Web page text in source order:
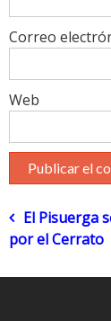
Correo
Web
de
El Pisuerga
por el Cerrato